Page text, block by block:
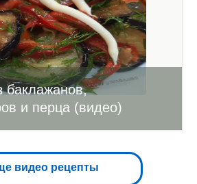
баклажанов,
и перца (видео)
видео рецепты